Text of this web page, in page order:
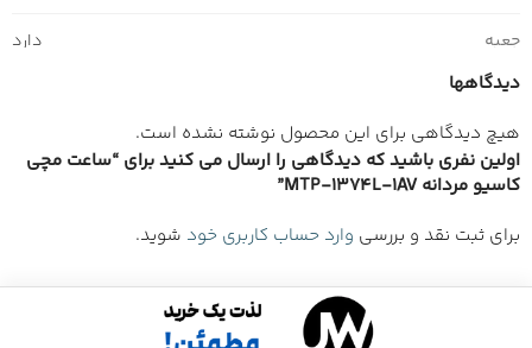
جعبه دارد
دیدگاهها
هیچ دیدگاهی برای این محصول نوشته نشده است.
اولین نفری باشید که دیدگاهی را ارسال می کنید برای “ساعت مچی
کاسیو مردانه MTP-1374L-1AV”
برای ثبت نقد و بررسی وارد حساب کاربری خود شوید.